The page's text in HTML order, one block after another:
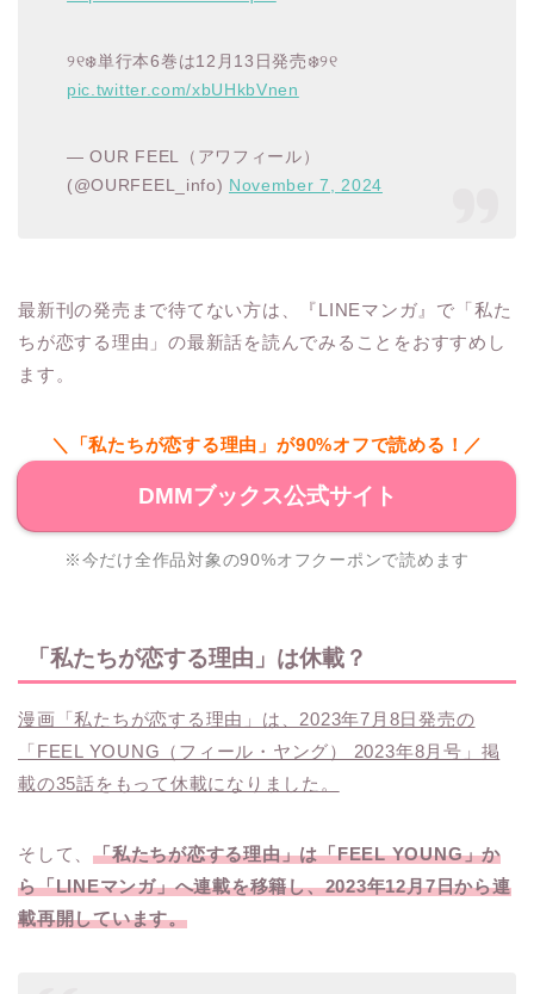
୨୧❄️単行本6巻は12月13日発売❄️୨୧
pic.twitter.com/xbUHkbVnen
— OUR FEEL（アワフィール）
(@OURFEEL_info) November 7, 2024
最新刊の発売まで待てない方は、『LINEマンガ』で「私た
ちが恋する理由」の最新話を読んでみることをおすすめし
ます。
＼「私たちが恋する理由」が90%オフで読める！／
DMMブックス公式サイト
※今だけ全作品対象の90%オフクーポンで読めます
「私たちが恋する理由」は休載？
漫画「私たちが恋する理由」は、2023年7月8日発売の
「FEEL YOUNG（フィール・ヤング） 2023年8月号」掲
載の35話をもって休載になりました。
そして、「私たちが恋する理由」は「FEEL YOUNG」か
ら「LINEマンガ」へ連載を移籍し、2023年12月7日から連
載再開しています。